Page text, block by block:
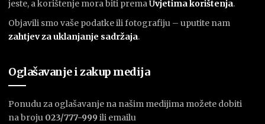
jeste, a korištenje mora biti premaUvjetima korištenja.
Objavili smo vaše podatke ili fotografiju – uputite nam
zahtjev za uklanjanje sadržaja.
Oglašavanje i zakup medija
Ponudu za oglašavanje na našim medijima možete dobiti
na broju 023/777-999 ili emailu